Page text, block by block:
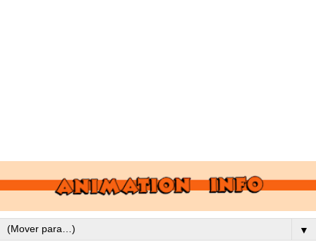
▼